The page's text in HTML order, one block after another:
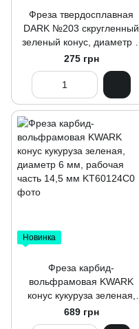
Фреза твердосплавная
DARK №203 скругленный
зеленый конус, диаметр 5
мм
275 грн
Новинка
Фреза карбид-
вольфрамовая KWARK
конус кукуруза зеленая,
диаметр 6 мм, рабочая
часть 14,5 мм
689 грн